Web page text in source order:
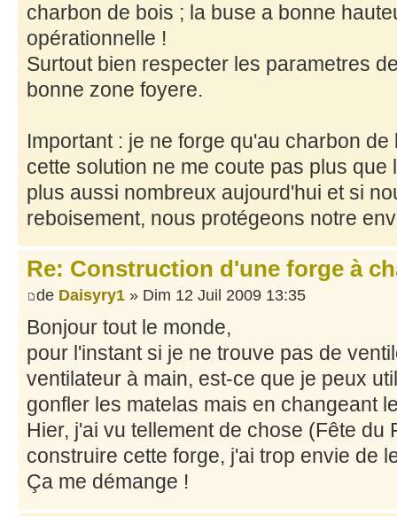
charbon de bois ; la buse a bonne
opérationnelle !
Surtout bien respecter les parametres
bonne zone foyere.
Important : je ne forge qu'au charbon
cette solution ne me coute pas plus
plus aussi nombreux aujourd'hui et si
reboisement, nous protégeons notre
Re: Construction d'une forge à
de Daisyry1 » Dim 12 Juil 2009 13:35
Bonjour tout le monde,
pour l'instant si je ne trouve pas de
ventilateur à main, est-ce que je peux
gonfler les matelas mais en changeant
Hier, j'ai vu tellement de chose (Fête du
construire cette forge, j'ai trop envie de
Ça me démange !